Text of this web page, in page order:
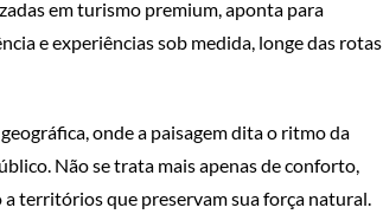
em turismo premium, aponta para
e experiências sob medida, longe das rotas
onde a paisagem dita o ritmo da
Não se trata mais apenas de conforto,
territórios que preservam sua força natural.